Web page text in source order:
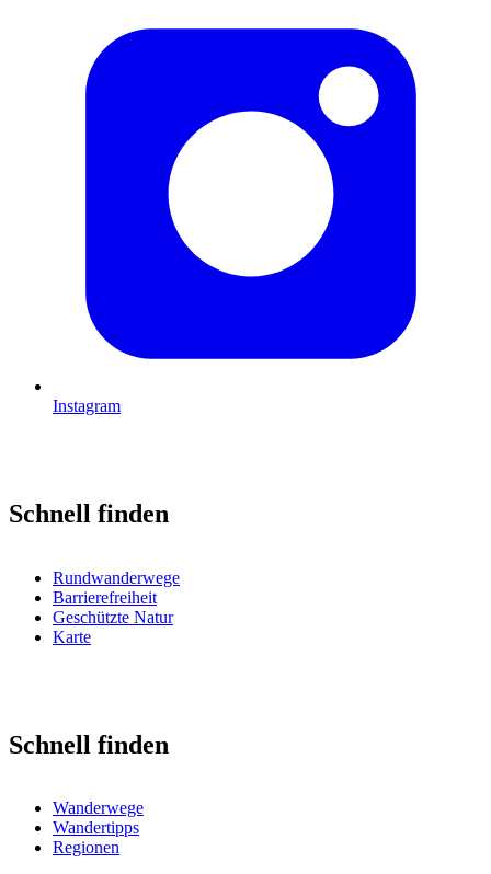
Instagram
Schnell finden
Rundwanderwege
Barrierefreiheit
Geschützte Natur
Karte
Schnell finden
Wanderwege
Wandertipps
Regionen